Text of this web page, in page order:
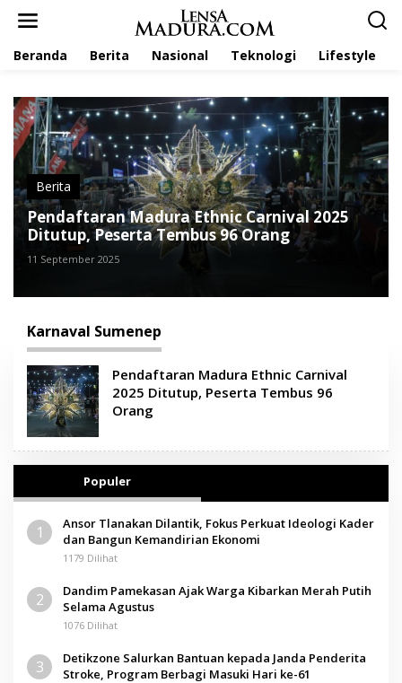
Beranda Berita Nasional Teknologi Lifestyle
Berita
Pendaftaran Madura Ethnic Carnival 2025
Ditutup, Peserta Tembus 96 Orang
11 September 2025
Karnaval Sumenep
Pendaftaran Madura Ethnic Carnival
2025 Ditutup, Peserta Tembus 96
Orang
Populer
1
Ansor Tlanakan Dilantik, Fokus Perkuat Ideologi Kader
dan Bangun Kemandirian Ekonomi
1179 Dilihat
2
Dandim Pamekasan Ajak Warga Kibarkan Merah Putih
Selama Agustus
1076 Dilihat
3
Detikzone Salurkan Bantuan kepada Janda Penderita
Stroke, Program Berbagi Masuki Hari ke-61